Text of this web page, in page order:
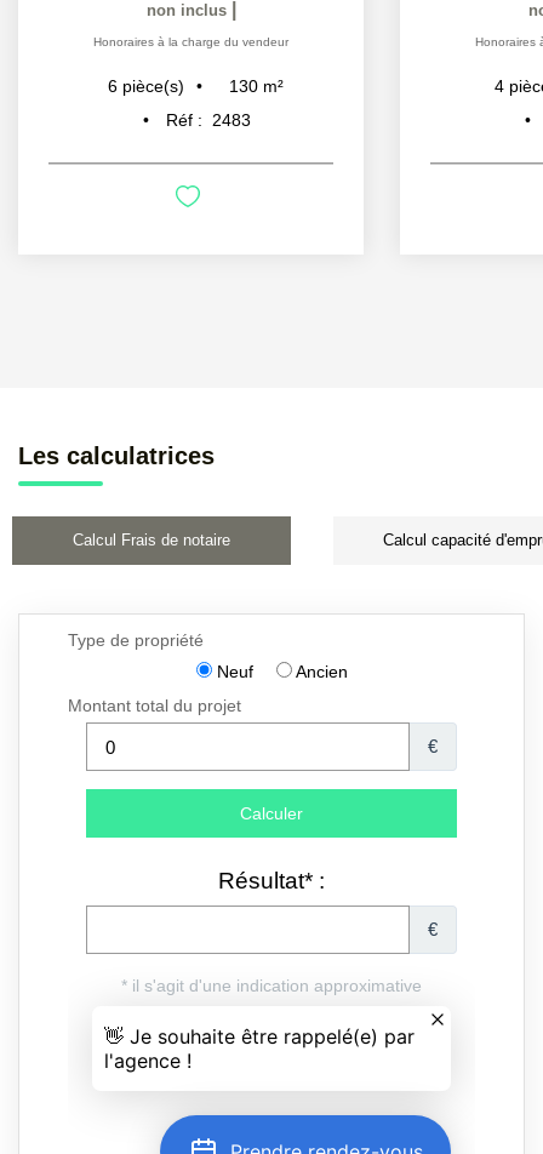
non inclus
Honoraires à la charge du vendeur
6 pièce(s) 130 m²
Réf :
2483
Honoraires
4
Les calculatrices
Calcul Frais de notaire Calcul capacité